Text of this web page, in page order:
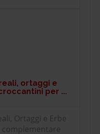
ortaggi e
per ...
Ortaggi e Erbe